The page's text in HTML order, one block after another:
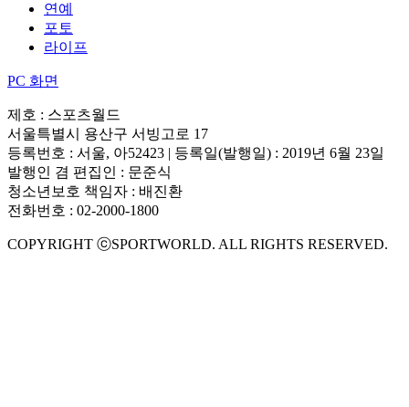
연예
포토
라이프
PC 화면
제호 : 스포츠월드
서울특별시 용산구 서빙고로 17
등록번호 : 서울, 아52423 | 등록일(발행일) : 2019년 6월 23일
발행인 겸 편집인 : 문준식
청소년보호 책임자 : 배진환
전화번호 : 02-2000-1800
COPYRIGHT ⓒSPORTWORLD. ALL RIGHTS RESERVED.